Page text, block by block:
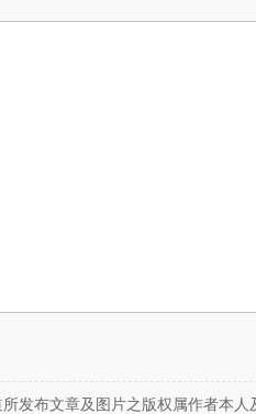
发布文章及图片之版权属作者本